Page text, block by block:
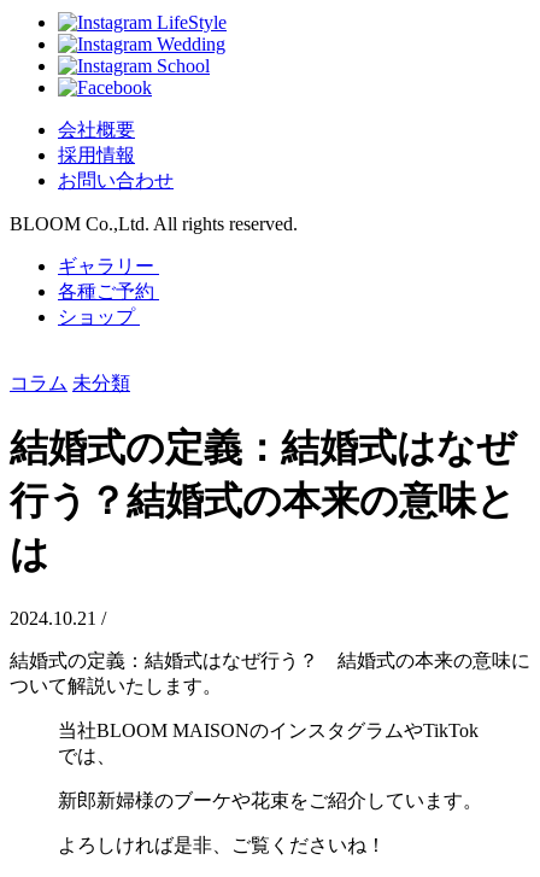
LifeStyle
Wedding
School
会社概要
採用情報
お問い合わせ
BLOOM Co.,Ltd. All rights reserved.
ギャラリー
各種ご予約
ショップ
コラム 未分類
結婚式の定義：結婚式はなぜ
行う？結婚式の本来の意味と
は
2024.10.21 /
結婚式の定義：結婚式はなぜ行う？ 結婚式の本来の意味に
ついて解説いたします。
当社BLOOM MAISONのインスタグラムやTikTok
では、
新郎新婦様のブーケや花束をご紹介しています。
よろしければ是非、ご覧くださいね！